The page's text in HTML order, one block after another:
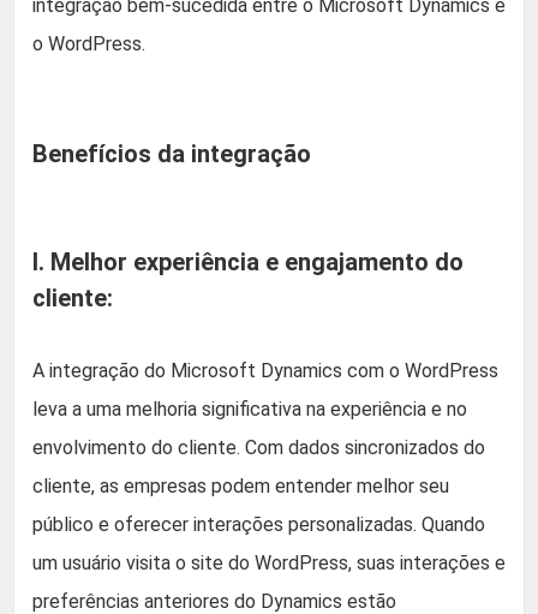
integração bem-sucedida entre o Microsoft Dynamics e
o WordPress.
Benefícios da integração
I. Melhor experiência e engajamento do
cliente:
A integração do Microsoft Dynamics com o WordPress
leva a uma melhoria significativa na experiência e no
envolvimento do cliente. Com dados sincronizados do
cliente, as empresas podem entender melhor seu
público e oferecer interações personalizadas. Quando
um usuário visita o site do WordPress, suas interações e
preferências anteriores do Dynamics estão